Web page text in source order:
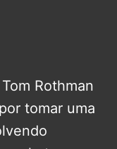
Rothman
tomar uma